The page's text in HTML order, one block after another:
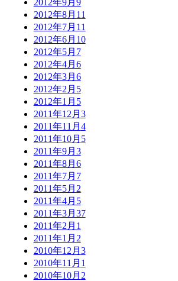
2012年9月 9
2012年8月 11
2012年7月 11
2012年6月 10
2012年5月 7
2012年4月 6
2012年3月 6
2012年2月 5
2012年1月 5
2011年12月 3
2011年11月 4
2011年10月 5
2011年9月 3
2011年8月 6
2011年7月 7
2011年5月 2
2011年4月 5
2011年3月 37
2011年2月 1
2011年1月 2
2010年12月 3
2010年11月 1
2010年10月 2